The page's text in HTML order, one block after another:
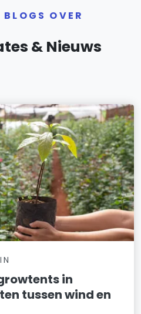
OVER
& Nieuws
in
tussen wind en